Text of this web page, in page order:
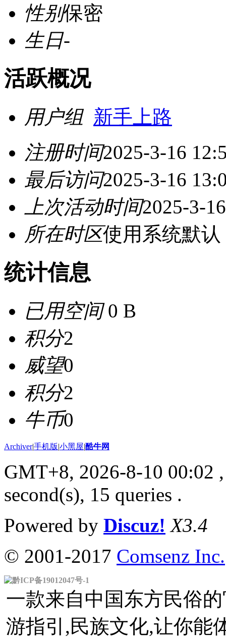
性别保密
生日-
活跃概况
用户组 新手上路
注册时间2025-3-16
最后访问2025-3-16
上次活动时间2025-3-
所在时区使用系统默认
统计信息
已用空间0 B
积分2
威望0
积分2
牛币0
Archiver|手机版|小黑屋|酷牛网
GMT+8, 2026-8-10 00:02
second(s), 15 queries .
Powered by Discuz! X3.4
© 2001-2017 Comsenz Inc.
黔ICP备19012047号-1
一款来自中国东方民俗
游指引,民族文化,让你能